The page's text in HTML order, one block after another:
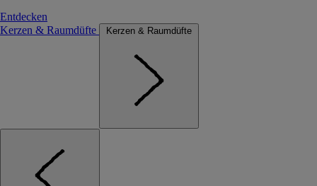
Entdecken
Kerzen & Raumdüfte
Kerzen & Raumdüfte